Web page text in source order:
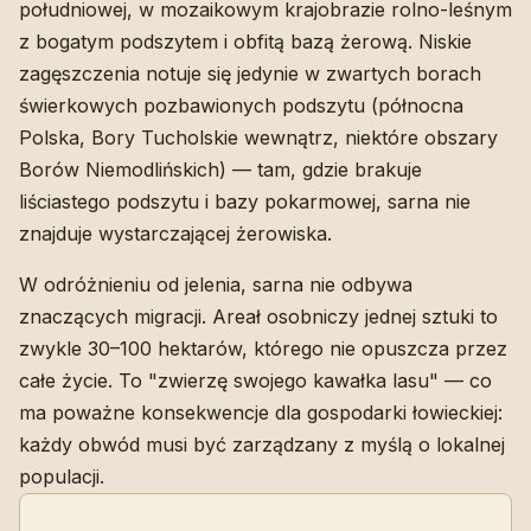
południowej, w mozaikowym krajobrazie rolno-leśnym
z bogatym podszytem i obfitą bazą żerową. Niskie
zagęszczenia notuje się jedynie w zwartych borach
świerkowych pozbawionych podszytu (północna
Polska, Bory Tucholskie wewnątrz, niektóre obszary
Borów Niemodlińskich) — tam, gdzie brakuje
liściastego podszytu i bazy pokarmowej, sarna nie
znajduje wystarczającej żerowiska.
W odróżnieniu od jelenia, sarna nie odbywa
znaczących migracji. Areał osobniczy jednej sztuki to
zwykle 30–100 hektarów, którego nie opuszcza przez
całe życie. To "zwierzę swojego kawałka lasu" — co
ma poważne konsekwencje dla gospodarki łowieckiej:
każdy obwód musi być zarządzany z myślą o lokalnej
populacji.